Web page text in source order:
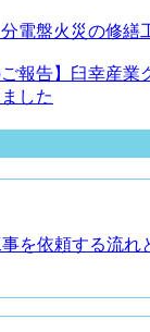
電盤火災の修繕
ご報告】臼幸産業
した
を依頼する流れ